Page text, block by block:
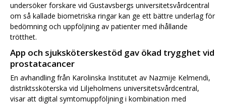
undersöker forskare vid Gustavsbergs universitetsvårdcentral
om så kallade biometriska ringar kan ge ett bättre underlag för
bedömning och uppföljning av patienter med ihållande
trötthet.
App och sjuksköterskestöd gav ökad trygghet vid
prostatacancer
En avhandling från Karolinska Institutet av Nazmije Kelmendi,
distriktssköterska vid Liljeholmens universitetsvårdcentral,
visar att digital symtomuppföljning i kombination med